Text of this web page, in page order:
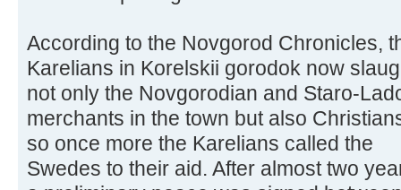
According to the Novgorod Chronicles,
Karelians in Korelskii gorodok now
not only the Novgorodian and Staro-
merchants in the town but also
so once more the Karelians called the
Swedes to their aid. After almost two